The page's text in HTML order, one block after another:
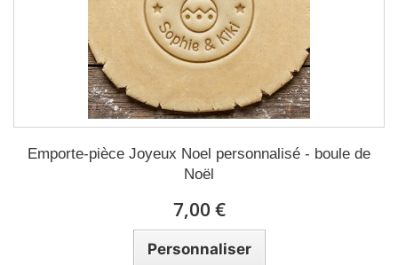
Emporte-pièce Joyeux Noel personnalisé - boule de
Noël
7,00 €
Personnaliser